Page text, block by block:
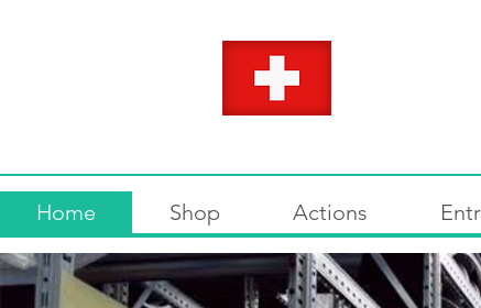
Home Shop Actions